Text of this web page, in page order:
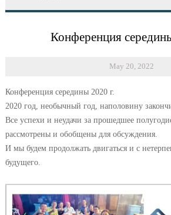
Конференция
May 20, 2022
Конференция середины 2020 г.
2020 год, необычный год, наполовину
Все успехи и неудачи за прошедшее
рассмотрены и обобщены для обсуждения.
И мы будем продолжать двигаться и с
будущего.